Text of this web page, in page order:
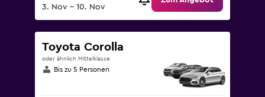
3. Nov – 10. Nov
Toyota Corolla
oder ähnlich Mittelklasse
Bis zu 5 Personen